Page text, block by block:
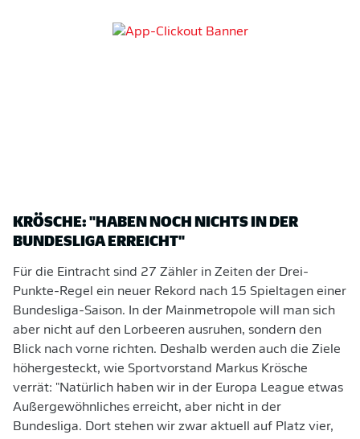
KRÖSCHE: "HABEN NOCH NICHTS IN DER
BUNDESLIGA ERREICHT"
Für die Eintracht sind 27 Zähler in Zeiten der Drei-
Punkte-Regel ein neuer Rekord nach 15 Spieltagen einer
Bundesliga-Saison. In der Mainmetropole will man sich
aber nicht auf den Lorbeeren ausruhen, sondern den
Blick nach vorne richten. Deshalb werden auch die Ziele
höhergesteckt, wie Sportvorstand Markus Krösche
verrät: "Natürlich haben wir in der Europa League etwas
Außergewöhnliches erreicht, aber nicht in der
Bundesliga. Dort stehen wir zwar aktuell auf Platz vier,